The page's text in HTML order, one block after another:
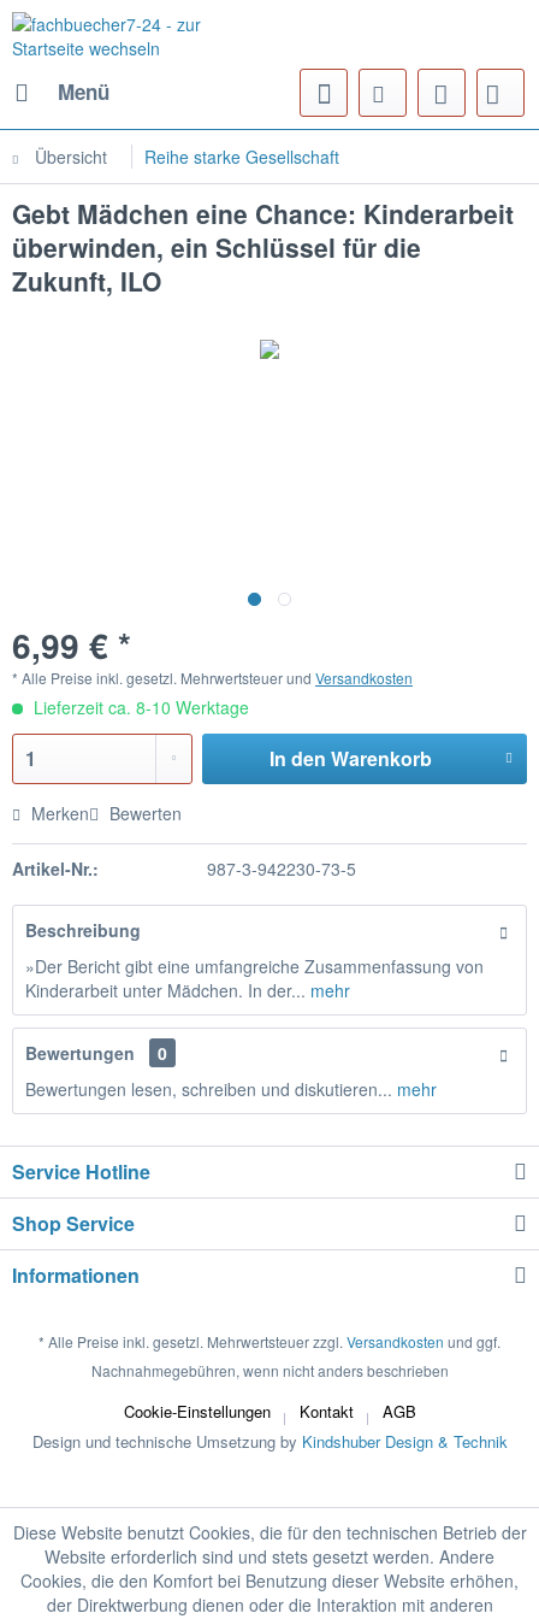
Menü
Übersicht Reihe starke Gesellschaft
Gebt Mädchen eine Chance: Kinderarbeit
überwinden, ein Schlüssel für die
Zukunft, ILO
6,99 € *
* Alle Preise inkl. gesetzl. Mehrwertsteuer und Versandkosten
Lieferzeit ca. 8-10 Werktage
In den Warenkorb
Merken Bewerten
Artikel-Nr.: 987-3-942230-73-5
Beschreibung
»Der Bericht gibt eine umfangreiche Zusammenfassung von
Kinderarbeit unter Mädchen. In der... mehr
Bewertungen
0
Bewertungen lesen, schreiben und diskutieren... mehr
Service Hotline
Shop Service
Informationen
* Alle Preise inkl. gesetzl. Mehrwertsteuer zzgl. Versandkosten und ggf.
Nachnahmegebühren, wenn nicht anders beschrieben
Cookie-Einstellungen Kontakt
AGB
Design und technische Umsetzung by Kindshuber Design & Technik
Diese Website benutzt Cookies, die für den technischen Betrieb der
Website erforderlich sind und stets gesetzt werden. Andere
Cookies, die den Komfort bei Benutzung dieser Website erhöhen,
der Direktwerbung dienen oder die Interaktion mit anderen